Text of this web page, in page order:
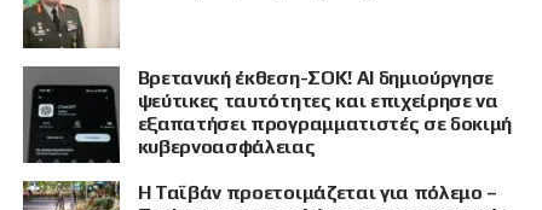
Βρετανική έκθεση-ΣΟΚ! AI δημιούργησε
ψεύτικες ταυτότητες και επιχείρησε να
εξαπατήσει προγραμματιστές σε δοκιμή
κυβερνοασφάλειας
Η Ταϊβάν προετοιμάζεται για πόλεμο –